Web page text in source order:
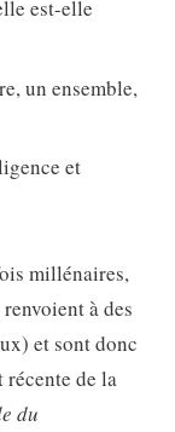
est-elle
un ensemble,
et
millénaires,
à des
et sont donc
récente de la
du